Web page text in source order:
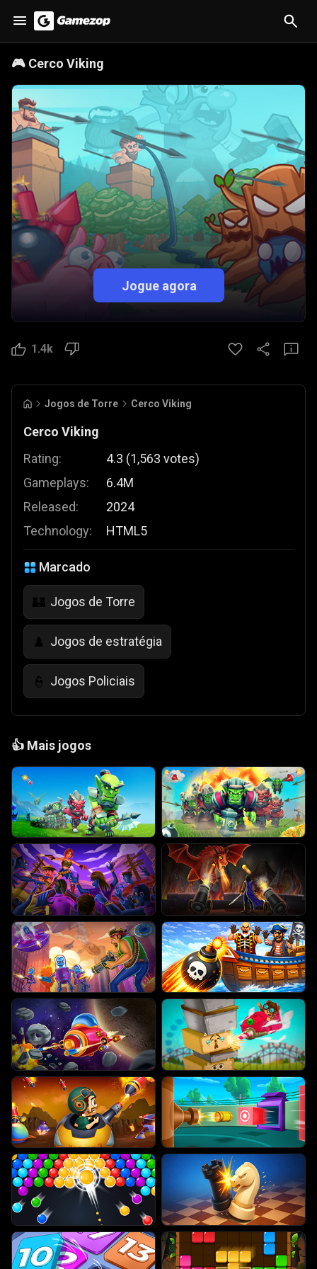
🎮 Cerco Viking
Jogue agora
1.4k
Jogos de Torre Cerco Viking
Cerco Viking
Rating:
Gameplays:
Released:
Technology:
4.3 (1,563 votes)
6.4M
2024
HTML5
Marcado
🏰 Jogos de Torre
♟️ Jogos de estratégia
👮 Jogos Policiais
👍 Mais jogos